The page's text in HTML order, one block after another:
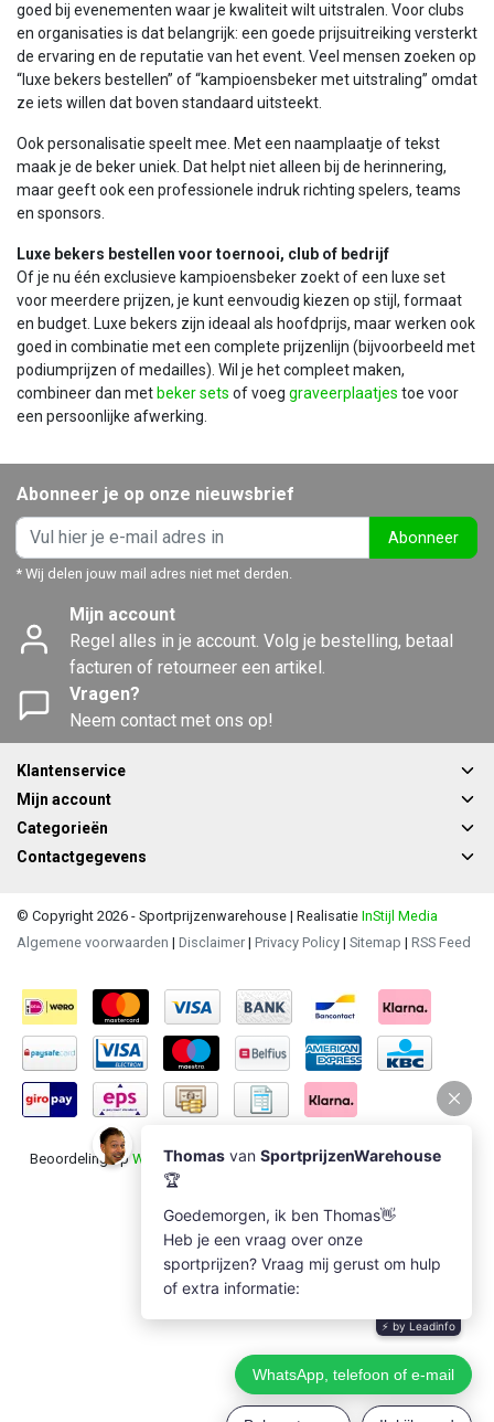
goed bij evenementen waar je kwaliteit wilt uitstralen. Voor clubs
en organisaties is dat belangrijk: een goede prijsuitreiking versterkt
de ervaring en de reputatie van het event. Veel mensen zoeken op
“luxe bekers bestellen” of “kampioensbeker met uitstraling” omdat
ze iets willen dat boven standaard uitsteekt.
Ook personalisatie speelt mee. Met een naamplaatje of tekst
maak je de beker uniek. Dat helpt niet alleen bij de herinnering,
maar geeft ook een professionele indruk richting spelers, teams
en sponsors.
Luxe bekers bestellen voor toernooi, club of bedrijf
Of je nu één exclusieve kampioensbeker zoekt of een luxe set
voor meerdere prijzen, je kunt eenvoudig kiezen op stijl, formaat
en budget. Luxe bekers zijn ideaal als hoofdprijs, maar werken ook
goed in combinatie met een complete prijzenlijn (bijvoorbeeld met
podiumprijzen of medailles). Wil je het compleet maken,
combineer dan met beker sets of voeg graveerplaatjes toe voor
een persoonlijke afwerking.
Abonneer je op onze nieuwsbrief
Abonneer
* Wij delen jouw mail adres niet met derden.
Mijn account
Regel alles in je account. Volg je bestelling, betaal
facturen of retourneer een artikel.
Vragen?
Neem contact met ons op!
Klantenservice
Mijn account
Categorieën
Contactgegevens
© Copyright 2026 - Sportprijzenwarehouse | Realisatie InStijl Media
Algemene voorwaarden | Disclaimer | Privacy Policy | Sitemap | RSS Feed
Beoordeling opWebwinkel Keurvoor Sportprijzenwarehouse: 9.5/10
(1235 beoordelingen)